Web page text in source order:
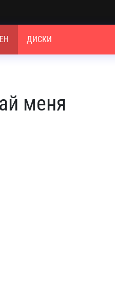
ДИСКИ
меня